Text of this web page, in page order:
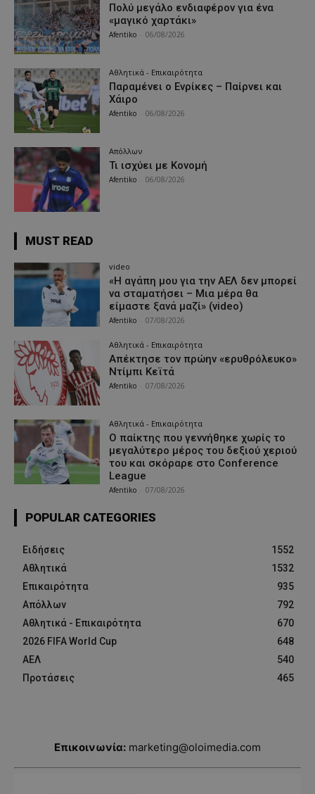
Πολύ μεγάλο ενδιαφέρον για ένα
«μαγικό χαρτάκι»
Afentiko 06/08/2026
Αθλητικά - Επικαιρότητα
Παραμένει ο Ενρίκες – Παίρνει και
Χάιρο
Afentiko 06/08/2026
Απόλλων
Τι ισχύει με Κονομή
Afentiko 06/08/2026
MUST READ
video
«Η αγάπη μου για την ΑΕΛ δεν μπορεί
να σταματήσει – Μια μέρα θα
είμαστε ξανά μαζί» (video)
Afentiko 07/08/2026
Αθλητικά - Επικαιρότητα
Απέκτησε τον πρώην «ερυθρόλευκο»
Ντίμπι Κεϊτά
Afentiko 07/08/2026
Αθλητικά - Επικαιρότητα
Ο παίκτης που γεννήθηκε χωρίς το
μεγαλύτερο μέρος του δεξιού χεριού
του και σκόραρε στο Conference
League
Afentiko 07/08/2026
POPULAR CATEGORIES
Ειδήσεις
1552
Αθλητικά
1532
Επικαιρότητα
935
Απόλλων
792
Αθλητικά - Επικαιρότητα
670
2026 FIFA World Cup
648
ΑΕΛ
540
Προτάσεις
465
Επικοινωνία: marketing@oloimedia.com